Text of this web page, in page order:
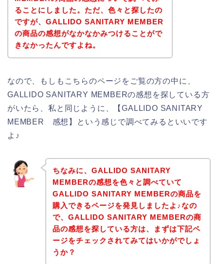
ることにしました。ただ、色々と探したの
ですが、GALLIDO SANITARY MEMBER
の商品の感想がなかなかみつけることがで
きなかったんですよね。
なので、もしもこちらのページをご覧の方の中に、
GALLIDO SANITARY MEMBERの感想を探している方
がいたら、私と同じように、【GALLIDO SANITARY
MEMBER 感想】という感じで調べてみるといいです
よ♪
ちなみに、GALLIDO SANITARY
MEMBERの感想を色々と調べていて
GALLIDO SANITARY MEMBERの商品を
購入できるページを発見しましたよ♪なの
で、GALLIDO SANITARY MEMBERの商
品の感想を探している方は、まずは下記ペ
ージをチェックされてみてはいかがでしょ
うか？